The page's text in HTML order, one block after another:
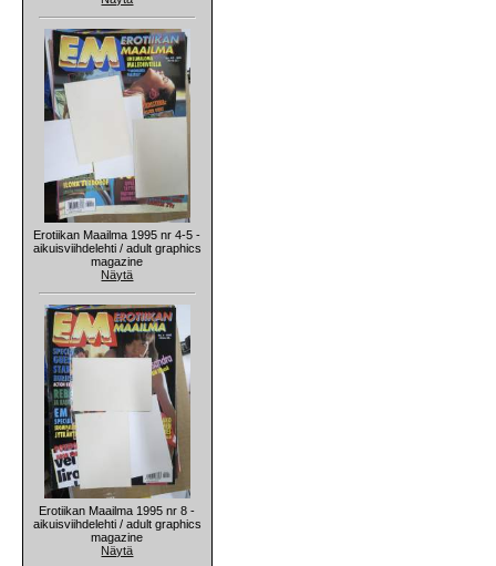
Erotiikan Maailma 1995 nr 4-5 -
aikuisviihdelehti / adult graphics
magazine
Näytä
Erotiikan Maailma 1995 nr 8 -
aikuisviihdelehti / adult graphics
magazine
Näytä